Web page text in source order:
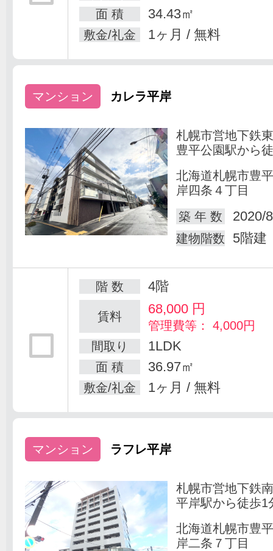
面 積 34.43㎡
敷金/礼金 1ヶ月 / 無料
マンション カレラ平岸
札幌市営地下鉄
豊平公園駅から
北海道札幌市豊
岸四条４丁目
築 年 数
2020/
建物階数 5階建
階 数 4階
賃料 68,000円
管理費等： 4,000円
間取り
1LDK
面 積 36.97㎡
敷金/礼金 1ヶ月 / 無料
マンション ラフレ平岸
札幌市営地下鉄
平岸駅から徒歩1
北海道札幌市豊
岸二条７丁目